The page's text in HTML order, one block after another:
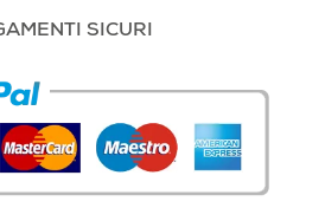
SICURI